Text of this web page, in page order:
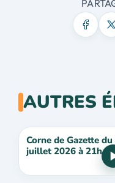
AUTRES
Corne de Gazette du
juillet 2026 à 21h